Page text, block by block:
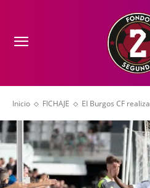
Inicio FICHAJE El Burgos CF